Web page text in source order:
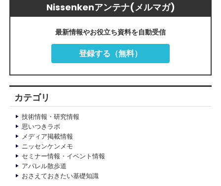
Nissenkenアンテナ(メルマガ)
最新情報やお役立ち資料を自動受信
登録する（無料）
カテゴリ
技術情報・研究情報
思いつきラボ
メディア掲載情報
ニッセンケンメモ
セミナー情報・イベント情報
アパレル散歩道
おさえておきたい基礎知識